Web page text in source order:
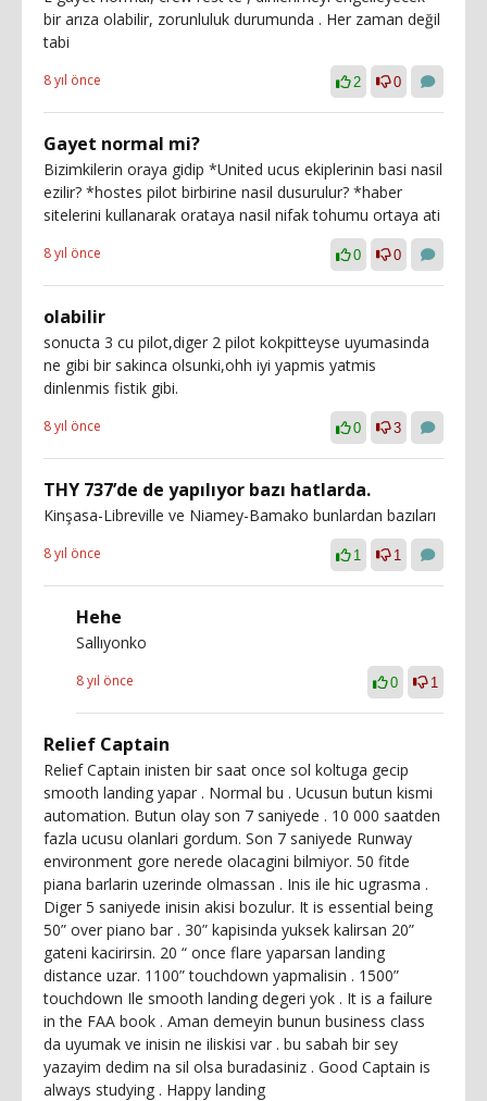
bir arıza olabilir, zorunluluk durumunda . Her zaman değil
tabi
8 yıl önce 2 0
Gayet normal mi?
Bizimkilerin oraya gidip *United ucus ekiplerinin basi nasil
ezilir? *hostes pilot birbirine nasil dusurulur? *haber
sitelerini kullanarak orataya nasil nifak tohumu ortaya ati
8 yıl önce 0 0
olabilir
sonucta 3 cu pilot,diger 2 pilot kokpitteyse uyumasinda
ne gibi bir sakinca olsunki,ohh iyi yapmis yatmis
dinlenmis fistik gibi.
8 yıl önce 0 3
THY 737’de de yapılıyor bazı hatlarda.
Kinşasa-Libreville ve Niamey-Bamako bunlardan bazıları
8 yıl önce 1 1
Hehe
Sallıyonko
8 yıl önce 0 1
Relief Captain
Relief Captain inisten bir saat once sol koltuga gecip
smooth landing yapar . Normal bu . Ucusun butun kismi
automation. Butun olay son 7 saniyede . 10 000 saatden
fazla ucusu olanlari gordum. Son 7 saniyede Runway
environment gore nerede olacagini bilmiyor. 50 fitde
piana barlarin uzerinde olmassan . Inis ile hic ugrasma .
Diger 5 saniyede inisin akisi bozulur. It is essential being
50” over piano bar . 30” kapisinda yuksek kalirsan 20”
gateni kacirirsin. 20 “ once flare yaparsan landing
distance uzar. 1100” touchdown yapmalisin . 1500”
touchdown Ile smooth landing degeri yok . It is a failure
in the FAA book . Aman demeyin bunun business class
da uyumak ve inisin ne iliskisi var . bu sabah bir sey
yazayim dedim na sil olsa buradasiniz . Good Captain is
always studying . Happy landing